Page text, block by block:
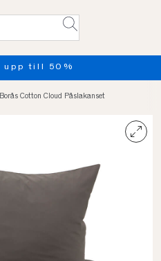
Borås Cotton Cloud Påslakanset